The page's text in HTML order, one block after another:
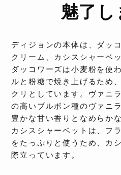
魅了し
ディジョンの本体は、ダッ
クリーム、カシスシャーベ
ダッコワーズは小麦粉を使
ルと粉糖で焼き上げるため
クリとしています。ヴァニ
の高いブルボン種のヴァニ
豊かな甘い香りとなめらか
カシスシャーベットは、フ
をたっぷりと使うため、カ
際立っています。